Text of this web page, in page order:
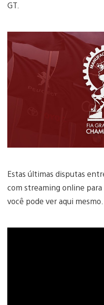
GT.
Estas últimas disputas
com streaming online
você pode ver aqui mesmo.